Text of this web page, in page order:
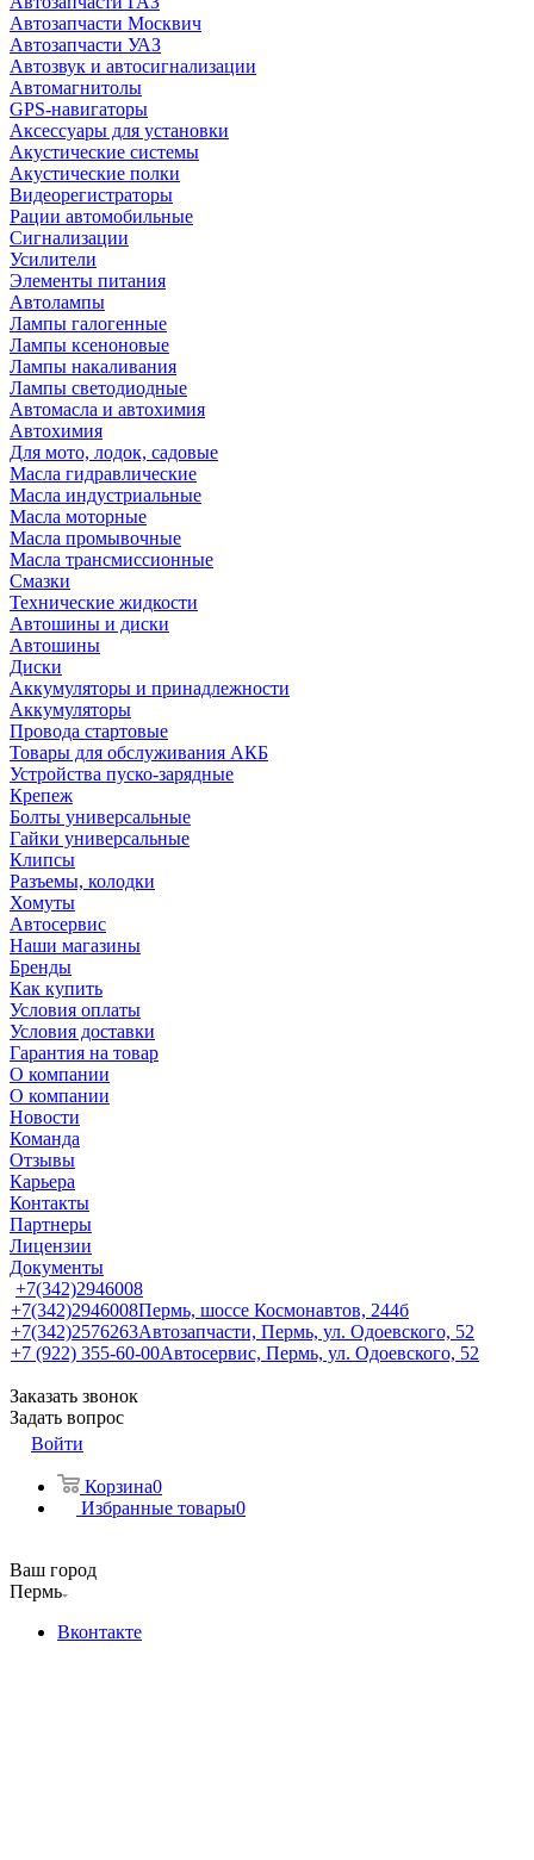
Автозапчасти Москвич
Автозапчасти УАЗ
Автозвук и автосигнализации
Автомагнитолы
GPS-навигаторы
Аксессуары для установки
Акустические системы
Акустические полки
Видеорегистраторы
Рации автомобильные
Сигнализации
Усилители
Элементы питания
Автолампы
Лампы галогенные
Лампы ксеноновые
Лампы накаливания
Лампы светодиодные
Автомасла и автохимия
Автохимия
Для мото, лодок, садовые
Масла гидравлические
Масла индустриальные
Масла моторные
Масла промывочные
Масла трансмиссионные
Смазки
Технические жидкости
Автошины и диски
Автошины
Диски
Аккумуляторы и принадлежности
Аккумуляторы
Провода стартовые
Товары для обслуживания АКБ
Устройства пуско-зарядные
Крепеж
Болты универсальные
Гайки универсальные
Клипсы
Разъемы, колодки
Хомуты
Автосервис
Наши магазины
Бренды
Как купить
Условия оплаты
Условия доставки
Гарантия на товар
О компании
О компании
Новости
Команда
Отзывы
Карьера
Контакты
Партнеры
Лицензии
Документы
+7(342)2946008
+7(342)2946008Пермь, шоссе Космонавтов, 244б
+7(342)2576263Автозапчасти, Пермь, ул. Одоевского, 52
+7 (922) 355-60-00Автосервис, Пермь, ул. Одоевского, 52
Заказать звонок
Задать вопрос
Войти
Корзина0
Избранные товары0
Ваш город
Пермь
Вконтакте